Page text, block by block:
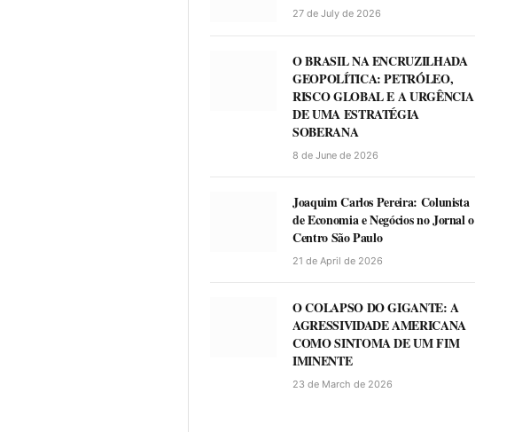
27 de July de 2026
O BRASIL NA ENCRUZILHADA
GEOPOLÍTICA: PETRÓLEO,
RISCO GLOBAL E A URGÊNCIA
DE UMA ESTRATÉGIA
SOBERANA
8 de June de 2026
Joaquim Carlos Pereira: Colunista
de Economia e Negócios no Jornal o
Centro São Paulo
21 de April de 2026
O COLAPSO DO GIGANTE: A
AGRESSIVIDADE AMERICANA
COMO SINTOMA DE UM FIM
IMINENTE
23 de March de 2026